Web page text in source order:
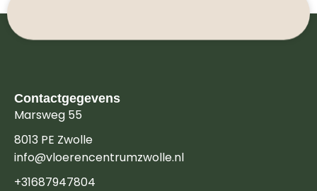
Contactgegevens
Marsweg 55
8013 PE Zwolle
info@vloerencentrumzwolle.nl
+31687947804